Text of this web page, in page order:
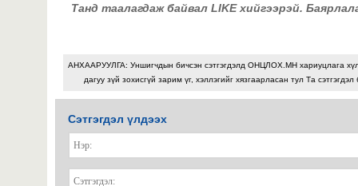
Танд таалагдаж байвал LIKE хийгээрэй.
АНХААРУУЛГА: Уншигчдын бичсэн сэтгэгдэлд ОНЦЛОХ.МН хариуцлага
дагуу зүй зохисгүй зарим үг, хэллэгийг хязгаарласан тул Та
Сэтгэгдэл үлдээх